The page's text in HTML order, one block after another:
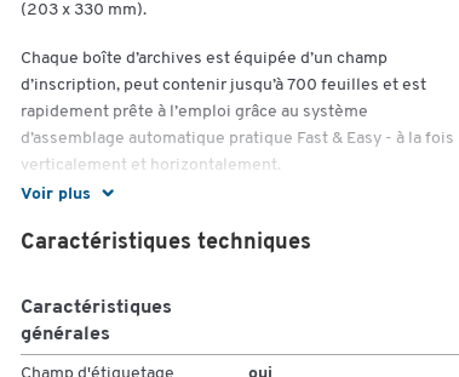
Voir plus
(203 x 330 mm).
Chaque boîte d’archives est équipée d’un champ
d’inscription, peut contenir jusqu’à 700 feuilles et est
rapidement prête à l’emploi grâce au système
d’assemblage automatique pratique Fast & Easy - à la fois
verticalement et horizontalement.
également une stabilité et une durabilité.
mm sont emballées par 10 pièces de la même couleur.
4 coloris sont disponibles.
Caractéristiques techniques
Caractéristiques
générales